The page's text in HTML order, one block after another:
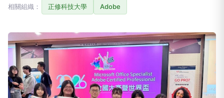
相關組織： 正修科技大學 Adobe